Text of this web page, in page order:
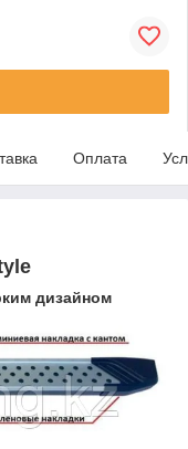
Оплата
дизайном